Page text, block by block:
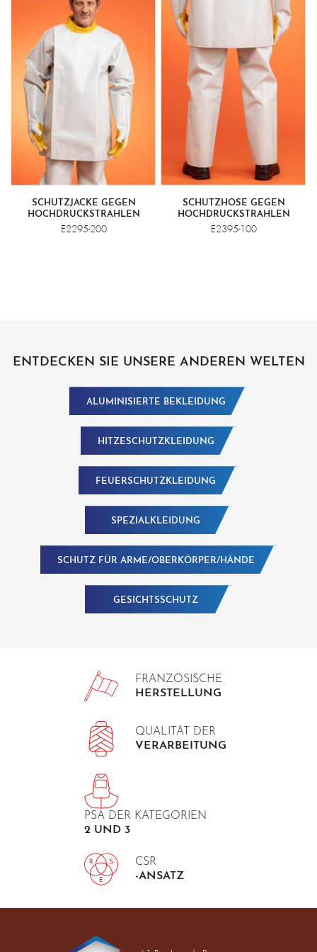
SCHUTZJACKE GEGEN
HOCHDRUCKSTRAHLEN
E2295-200
SCHUTZHOSE GEGEN
HOCHDRUCKSTRAHLEN
E2395-100
ENTDECKEN SIE UNSERE ANDEREN WELTEN
ALUMINISIERTE BEKLEIDUNG
HITZESCHUTZKLEIDUNG
FEUERSCHUTZKLEIDUNG
SPEZIALKLEIDUNG
SCHUTZ FÜR ARME/OBERKÖRPER/HÄNDE
GESICHTSSCHUTZ
FRANZÖSISCHE
HERSTELLUNG
QUALITÄT DER
VERARBEITUNG
PSA DER KATEGORIEN
2 UND 3
CSR
-ANSATZ